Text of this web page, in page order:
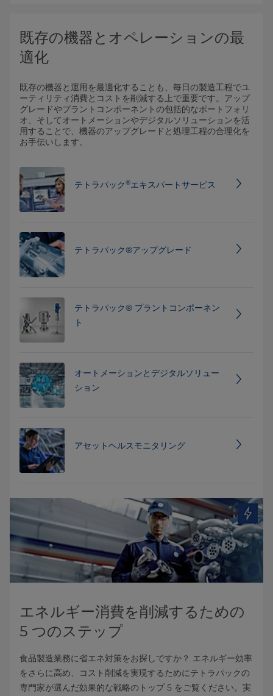
既存の機器とオペレーションの最
適化
既存の機器と運用を最適化することも、毎日の製造工程でユ
ーティリティ消費とコストを削減する上で重要です。アップ
グレードやプラントコンポーネントの包括的なポートフォリ
オ、そしてオートメーションやデジタルソリューションを活
用することで、機器のアップグレードと処理工程の合理化を
お手伝いします。
テトラパック®エキスパートサービス
テトラパック®アップグレード
テトラパック® プラントコンポーネン
ト
オートメーションとデジタルソリュー
ション
アセットヘルスモニタリング
エネルギー消費を削減するための
5 つのステップ
食品製造業務に省エネ対策をお探しですか？ エネルギー効率
をさらに高め、コスト削減を実現するためにテトラパックの
専門家が選んだ効果的な戦略のトップ 5 をご覧ください。実